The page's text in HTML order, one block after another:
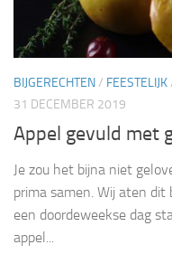
BIJGERECHTEN/ FEESTELIJK
31 DECEMBER 2019
Appel gevuld met
Je zou het bijna niet
prima samen. Wij aten
een doordeweekse dag
appel...